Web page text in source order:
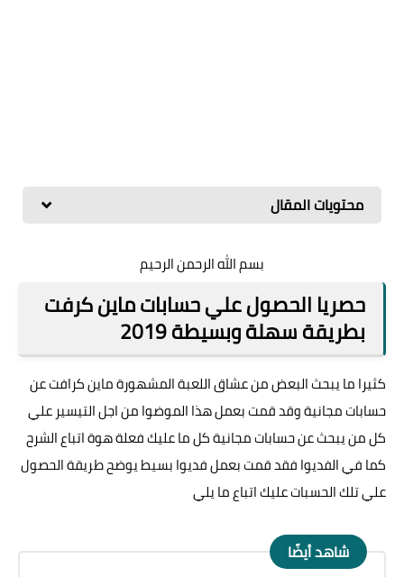
محتويات المقال
بسم الله الرحمن الرحيم
حصريا الحصول علي حسابات ماين كرفت
بطريقة سهلة وبسيطة 2019
كثيرا ما يبحث البعض من عشاق اللعبة المشهورة ماين كرافت عن
حسابات مجانية وقد قمت بعمل هذا الموضوا من اجل التيسير علي
كل من يبحث عن حسابات مجانية كل ما عليك فعلة هوة اتباع الشرح
كما في الفديوا فقد قمت بعمل فديوا بسيط يوضح طريقة الحصول
علي تلك الحسبات عليك اتباع ما يلي
شاهد أيضًا